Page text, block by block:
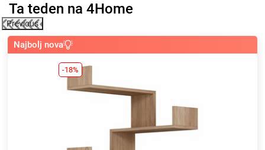
Ta teden na 4Home
Previous
Najbolj nova
-18%